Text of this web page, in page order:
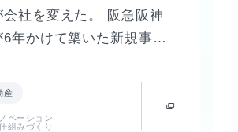
会社を変えた。 阪急阪神
6年かけて築いた新規事業
産
ベーション
組みづくり